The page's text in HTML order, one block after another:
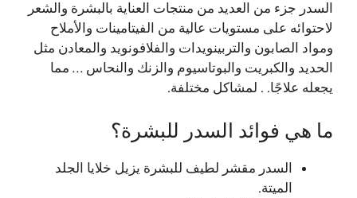
السدر جزء من العديد من منتجات العناية بالبشرة والشعر
لاحتوائه على مستويات عالية من الفيتامينات والأملاح
ومواد الصابون والتربينويدات والفلافونويد والمعادن مثل
الحديد والكبريت والبوتاسيوم والزنك والنحاس … مما
يجعله علاجًا. . لمشاكل مختلفة.
ما هي فوائد السدر للبشرة؟
السدر مقشر لطيف للبشرة يزيل خلايا الجلد
الميتة.